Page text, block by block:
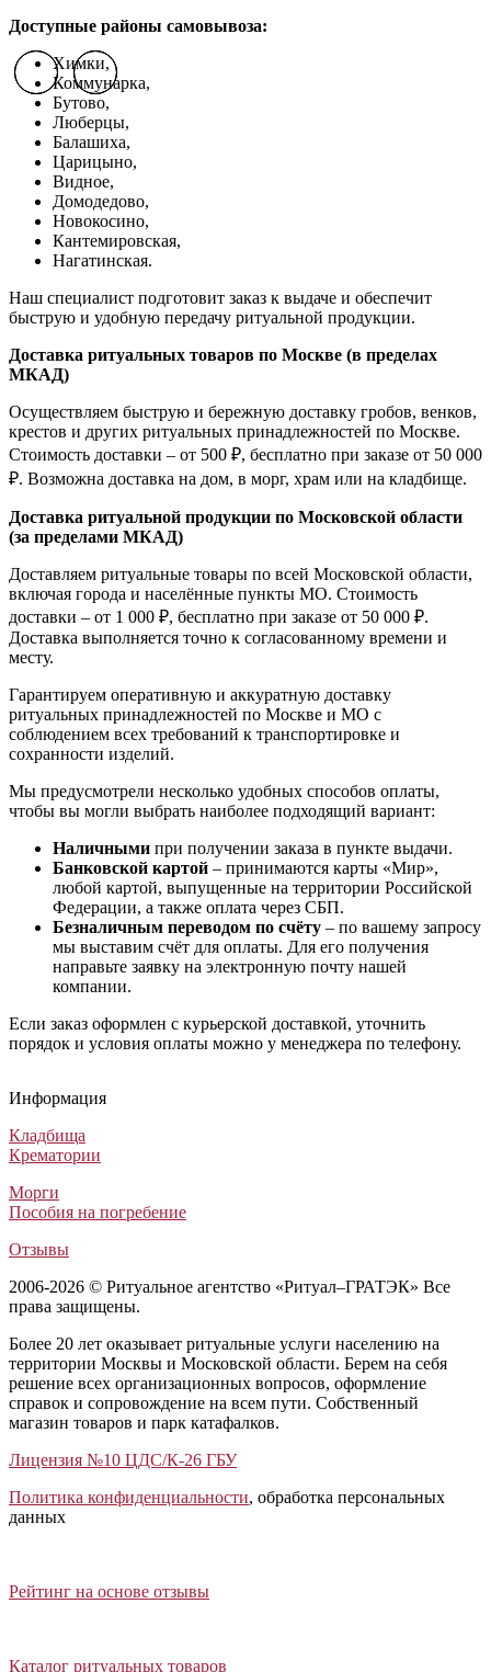
Доступные районы самовывоза:
Химки,
Коммунарка,
Бутово,
Люберцы,
Балашиха,
Царицыно,
Видное,
Домодедово,
Новокосино,
Кантемировская,
Нагатинская.
Наш специалист подготовит заказ к выдаче и обеспечит
быструю и удобную передачу ритуальной продукции.
Доставка ритуальных товаров по Москве (в пределах
МКАД)
Осуществляем быструю и бережную доставку гробов, венков,
крестов и других ритуальных принадлежностей по Москве.
Стоимость доставки – от 500 ₽, бесплатно при заказе от 50 000
₽. Возможна доставка на дом, в морг, храм или на кладбище.
Доставка ритуальной продукции по Московской области
(за пределами МКАД)
Доставляем ритуальные товары по всей Московской области,
включая города и населённые пункты МО. Стоимость
доставки – от 1 000 ₽, бесплатно при заказе от 50 000 ₽.
Доставка выполняется точно к согласованному времени и
месту.
Гарантируем оперативную и аккуратную доставку
ритуальных принадлежностей по Москве и МО с
соблюдением всех требований к транспортировке и
сохранности изделий.
Мы предусмотрели несколько удобных способов оплаты,
чтобы вы могли выбрать наиболее подходящий вариант:
Наличными при получении заказа в пункте выдачи.
Банковской картой – принимаются карты «Мир»,
любой картой, выпущенные на территории Российской
Федерации, а также оплата через СБП.
Безналичным переводом по счёту – по вашему запросу
мы выставим счёт для оплаты. Для его получения
направьте заявку на электронную почту нашей
компании.
Если заказ оформлен с курьерской доставкой, уточнить
порядок и условия оплаты можно у менеджера по телефону.
Previous slide
Next slide
Previous slide
Next slide
Лакированные гробы
Лакированные гробы
Лакированные гробы
Гробы обитые тканью
Previous slide
Next slide
Информация
Кладбища
Крематории
Морги
Пособия на погребение
Отзывы
2006-2026 © Ритуальное агентство «Ритуал–ГРАТЭК» Все
права защищены.
Более 20 лет оказывает ритуальные услуги населению на
территории Москвы и Московской области. Берем на себя
решение всех организационных вопросов, оформление
справок и сопровождение на всем пути. Собственный
магазин товаров и парк катафалков.
Лицензия №10 ЦДС/К-26 ГБУ
Политика конфиденциальности, обработка персональных
данных
Рейтинг на основе отзывы
Каталог ритуальных товаров